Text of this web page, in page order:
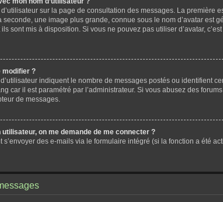
d’utilisateur sur la page de consultation des messages. La
une image plus grande, connue sous le nom d’avatar est
sont mis à disposition. Si vous ne pouvez pas utiliser d’avatar,
modifier ?
indiquent le nombre de messages postés ou identifient
car il est paramétré par l’administrateur. Si vous abusez des
de messages.
utilisateur, on me demande de me connecter ?
des e-mails via le formulaire intégré (si la fonction a été